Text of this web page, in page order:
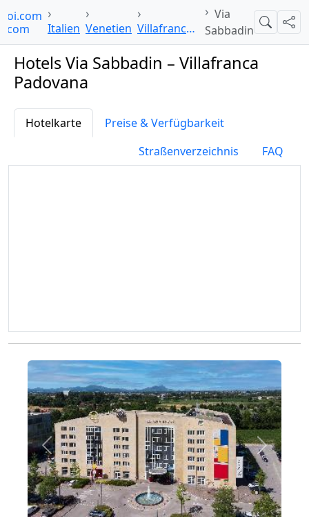
Italien Venetien Villafranca Padovana
Via
Sabbadin
Suche
Hotels Via Sabbadin – Villafranca
Padovana
Hotelkarte
Preise & Verfügbarkeit
Straßenverzeichnis
FAQ
Zurück Weiter